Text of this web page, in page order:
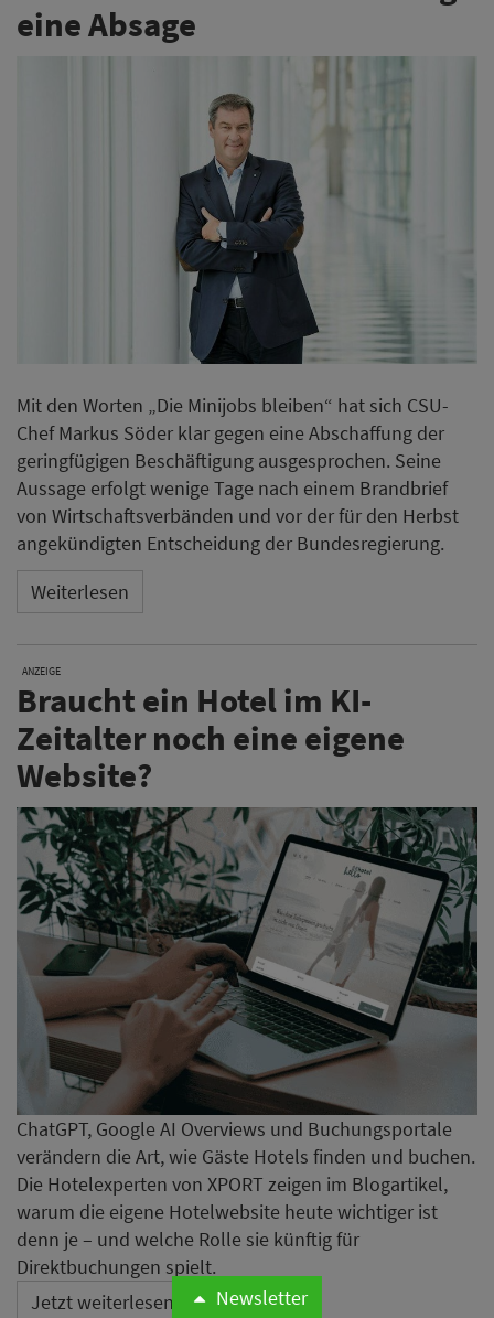
eine Absage
Mit den Worten „Die Minijobs bleiben“ hat sich CSU-
Chef Markus Söder klar gegen eine Abschaffung der
geringfügigen Beschäftigung ausgesprochen. Seine
Aussage erfolgt wenige Tage nach einem Brandbrief
von Wirtschaftsverbänden und vor der für den Herbst
angekündigten Entscheidung der Bundesregierung.
Weiterlesen
ANZEIGE
Braucht ein Hotel im KI-
Zeitalter noch eine eigene
Website?
ChatGPT, Google AI Overviews und Buchungsportale
verändern die Art, wie Gäste Hotels finden und buchen.
Die Hotelexperten von XPORT zeigen im Blogartikel,
warum die eigene Hotelwebsite heute wichtiger ist
denn je – und welche Rolle sie künftig für
Direktbuchungen spielt.
Jetzt weiterlesen
Newsletter